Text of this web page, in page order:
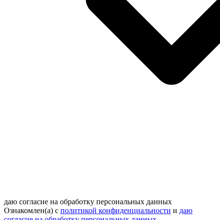
даю согласие на обработку персональных данных
Ознакомлен(а) с политикой конфиденциальности и даю